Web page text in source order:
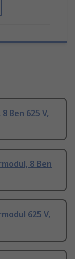
Ben 625 V,
8 Ben
625 V,